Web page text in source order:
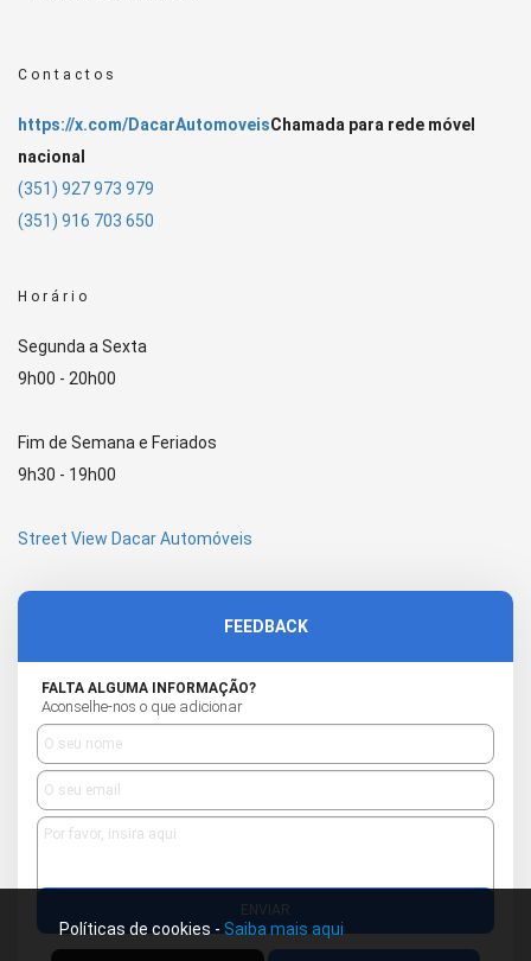
Contactos
https://x.com/DacarAutomoveisChamada para rede móvel
nacional
(351) 927 973 979
(351) 916 703 650
Horário
Segunda a Sexta
9h00 - 20h00
Fim de Semana e Feriados
9h30 - 19h00
Street View Dacar Automóveis
FEEDBACK
FALTA ALGUMA INFORMAÇÃO?
Aconselhe-nos o que adicionar
ENVIAR
Políticas de cookies - Saiba mais aqui